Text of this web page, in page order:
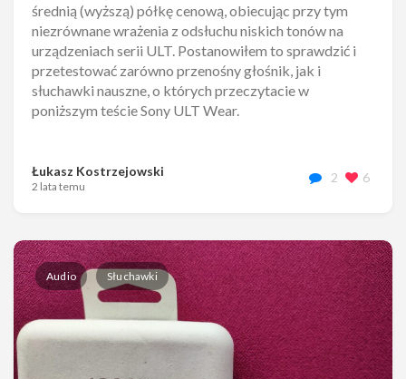
średnią (wyższą) półkę cenową, obiecując przy tym
niezrównane wrażenia z odsłuchu niskich tonów na
urządzeniach serii ULT. Postanowiłem to sprawdzić i
przetestować zarówno przenośny głośnik, jak i
słuchawki nauszne, o których przeczytacie w
poniższym teście Sony ULT Wear.
Łukasz Kostrzejowski
2 lata temu
2 6
Audio Słuchawki